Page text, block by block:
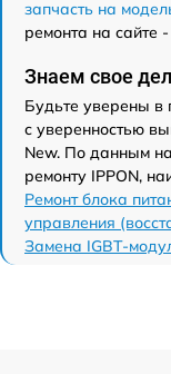
запчасть на
ремонта на сайте
Знаем свое
Будьте уверены в
с уверенностью
New. По данным
ремонту IPPON,
Ремонт блока
управления
Замена IGBT-